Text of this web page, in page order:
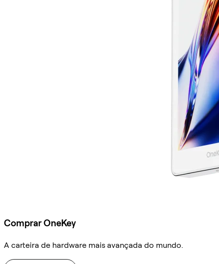
Comprar OneKey
A carteira de hardware mais avançada do mundo.